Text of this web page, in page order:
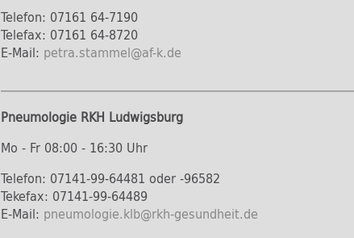
Telefon: 07161 64-7190
Telefax: 07161 64-8720
E-Mail: petra.stammel@af-k.de
Pneumologie RKH Ludwigsburg
Mo - Fr 08:00 - 16:30 Uhr
Telefon: 07141-99-64481 oder -96582
Tekefax: 07141-99-64489
E-Mail: pneumologie.klb@rkh-gesundheit.de